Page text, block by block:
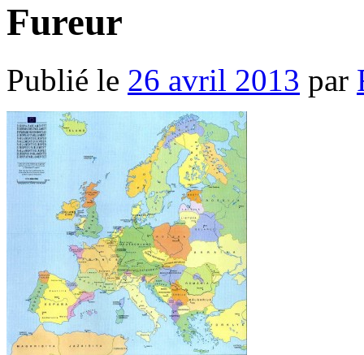
Fureur
Publié le 26 avril 2013 par